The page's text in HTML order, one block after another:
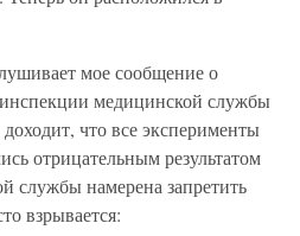
мое сообщение о
инспекции медицинской службы
что все эксперименты
отрицательным результатом
службы намерена запретить
взрывается: